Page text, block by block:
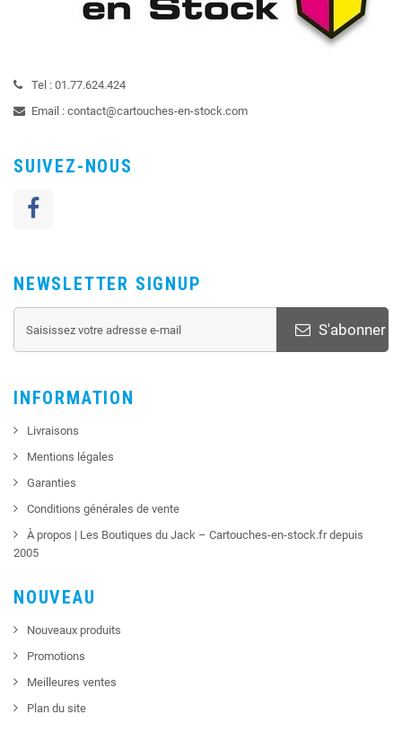
Tel : 01.77.624.424
Email : contact@cartouches-en-stock.com
SUIVEZ-NOUS
NEWSLETTER SIGNUP
S'abonner
INFORMATION
Livraisons
Mentions légales
Garanties
Conditions générales de vente
À propos | Les Boutiques du Jack – Cartouches-en-stock.fr depuis
2005
NOUVEAU
Nouveaux produits
Promotions
Meilleures ventes
Plan du site